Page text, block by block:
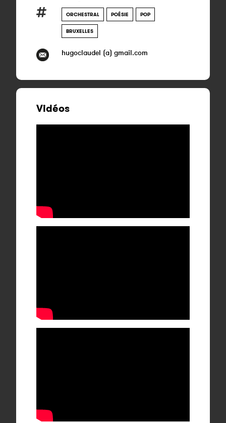
ORCHESTRAL POÉSIE POP
BRUXELLES
hugoclaudel (a) gmail.com
Vidéos